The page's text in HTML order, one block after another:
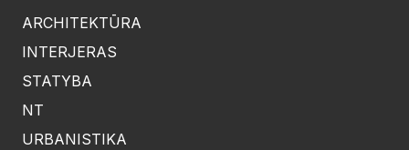
ARCHITEKTŪRA
INTERJERAS
STATYBA
NT
URBANISTIKA